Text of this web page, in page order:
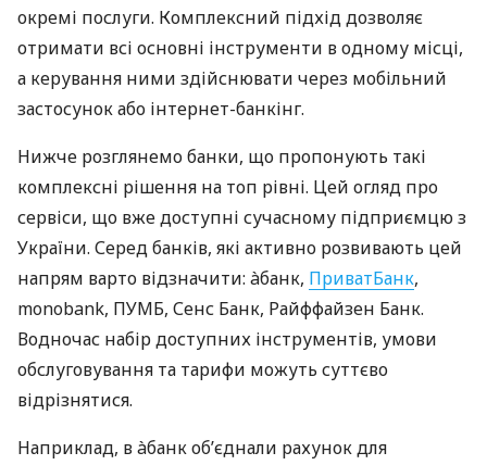
окремі послуги. Комплексний підхід дозволяє
отримати всі основні інструменти в одному місці,
а керування ними здійснювати через мобільний
застосунок або інтернет-банкінг.
Нижче розглянемо банки, що пропонують такі
комплексні рішення на топ рівні. Цей огляд про
сервіси, що вже доступні сучасному підприємцю з
України. Серед банків, які активно розвивають цей
напрям варто відзначити: àбанк, ПриватБанк,
monobank, ПУМБ, Сенс Банк, Райффайзен Банк.
Водночас набір доступних інструментів, умови
обслуговування та тарифи можуть суттєво
відрізнятися.
Наприклад, в àбанк об’єднали рахунок для